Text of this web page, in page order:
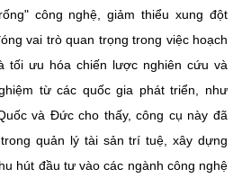
Khoa Học và Công Nghệ
công nghệ, giảm thiểu xung đột
vai trò quan trọng trong việc hoạch
tối ưu hóa chiến lược nghiên cứu và
từ các quốc gia phát triển, như
và Đức cho thấy, công cụ này đã
quản lý tài sản trí tuệ, xây dựng
hút đầu tư vào các ngành công nghệ